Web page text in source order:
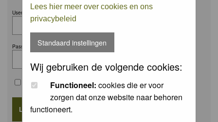
Lees hier meer over cookies en ons
privacybeleid
Standaard instellingen
Wij gebruiken de volgende cookies:
Functioneel: cookies die er voor
zorgen dat onze website naar behoren
functioneert.
Username:
Password:
Remember me